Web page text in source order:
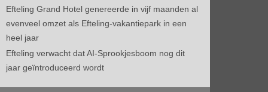
Efteling Grand Hotel genereerde in vijf maanden al
evenveel omzet als Efteling-vakantiepark in een
heel jaar
Efteling verwacht dat AI-Sprookjesboom nog dit
jaar geïntroduceerd wordt